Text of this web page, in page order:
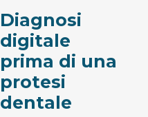
Diagnosi
digitale
prima di una
protesi
dentale